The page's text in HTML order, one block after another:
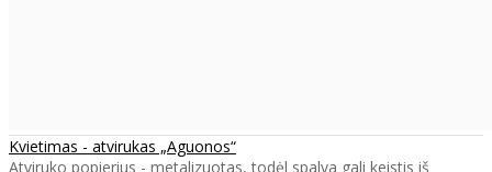
Kvietimas - atvirukas „Aguonos“
Atviruko popierius - metalizuotas, todėl spalva gali keistis iš